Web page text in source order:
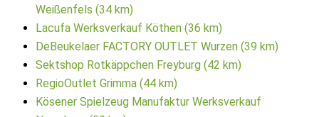
Weißenfels (34 km)
Lacufa Werksverkauf Köthen (36 km)
DeBeukelaer FACTORY OUTLET Wurzen (39 km)
Sektshop Rotkäppchen Freyburg (42 km)
RegioOutlet Grimma (44 km)
Kösener Spielzeug Manufaktur Werksverkauf